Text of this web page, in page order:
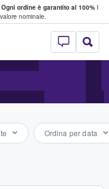
Ogni ordine è garantito al 100%I
nominale.
StubHub - Dove
biglietti
Ordina per data